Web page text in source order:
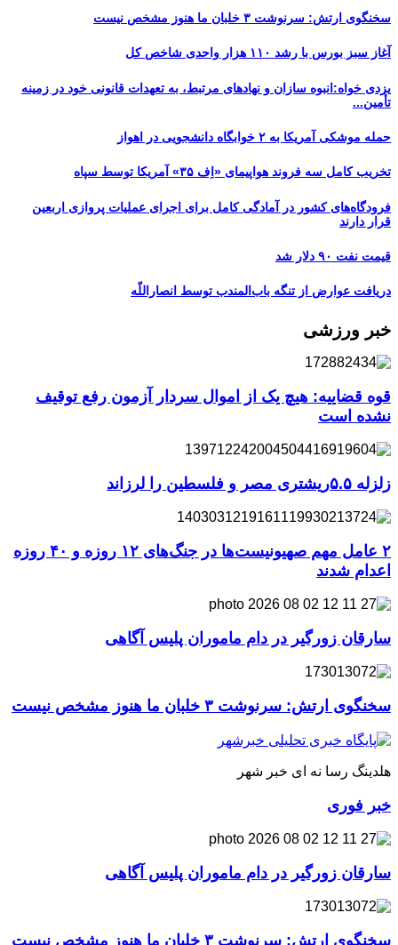
سخنگوی ارتش: سرنوشت ۳ خلبان ما هنوز مشخص نیست
آغاز سبز بورس با رشد ۱۱۰ هزار واحدی شاخص کل
یزدی خواه:انبوه سازان و نهادهای مرتبط، به تعهدات قانونی خود در زمینه
تأمین...
حمله موشکی آمریکا به ۲ خوابگاه دانشجویی در اهواز
تخریب کامل سه فروند هواپیمای «اِف ۳۵» آمریکا توسط سپاه
فرودگاه‌های کشور در آمادگی کامل برای اجرای عملیات پروازی اربعین
قرار دارند
قیمت نفت ۹۰ دلار شد
دریافت عوارض از تنگه باب‌المندب توسط انصاراللّه
خبر ورزشی
قوه قضاییه: هیچ یک از اموال سردار آزمون رفع توقیف
نشده است
زلزله ۵.۵ریشتری مصر و فلسطین را لرزاند
۲ عامل مهم صهیونیست‌ها در جنگ‌های ۱۲ روزه و ۴۰ روزه
اعدام شدند
سارقان زورگیر در دام ماموران پلیس آگاهی
سخنگوی ارتش: سرنوشت ۳ خلبان ما هنوز مشخص نیست
هلدینگ رسا نه ای خبر شهر
خبر فوری
سارقان زورگیر در دام ماموران پلیس آگاهی
سخنگوی ارتش: سرنوشت ۳ خلبان ما هنوز مشخص نیست